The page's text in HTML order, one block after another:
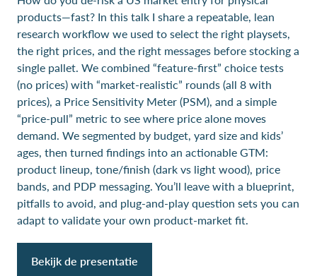
products—fast? In this talk I share a repeatable, lean
research workflow we used to select the right playsets,
the right prices, and the right messages before stocking a
single pallet. We combined “feature-first” choice tests
(no prices) with “market-realistic” rounds (all 8 with
prices), a Price Sensitivity Meter (PSM), and a simple
“price-pull” metric to see where price alone moves
demand. We segmented by budget, yard size and kids’
ages, then turned findings into an actionable GTM:
product lineup, tone/finish (dark vs light wood), price
bands, and PDP messaging. You’ll leave with a blueprint,
pitfalls to avoid, and plug-and-play question sets you can
adapt to validate your own product-market fit.
Bekijk de presentatie